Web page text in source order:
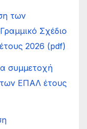
των
Σχέδιο
2026 (pdf)
συμμετοχή
των ΕΠΑΛ έτους